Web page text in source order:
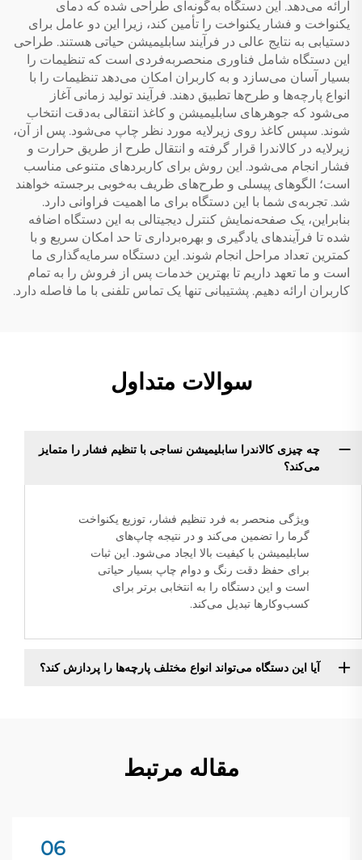
ارائه می‌دهد. این دستگاه به‌گونه‌ای طراحی شده که دمای
یکنواخت و فشار یکنواخت را تأمین کند، زیرا این دو عامل برای
دستیابی به نتایج عالی در فرآیند سابلیمیشن حیاتی هستند. طراحی
این دستگاه شامل فناوری منحصر‌به‌فردی است که تنظیمات را
بسیار آسان می‌سازد و به کاربران امکان می‌دهد تنظیمات را با
انواع پارچه‌ها و طرح‌ها تطبیق دهند. فرآیند تولید زمانی آغاز
می‌شود که جوهرهای سابلیمیشن و کاغذ انتقالی به‌دقت انتخاب
شوند. سپس کاغذ روی زیرلایه مورد نظر چاپ می‌شود. پس از آن،
زیرلایه در کالاندرا قرار گرفته و انتقال طرح از طریق حرارت و
فشار انجام می‌شود. این روش برای کاربردهای متنوعی مناسب
است؛ الگوهای پیسلی و طرح‌های ظریف به‌خوبی برجسته خواهند
شد. تجربه‌ی شما با این دستگاه برای ما اهمیت فراوانی دارد.
بنابراین، یک صفحه‌نمایش کنترل دیجیتالی به این دستگاه اضافه
شده تا فرآیندهای یادگیری و بهره‌برداری تا حد امکان سریع و با
کمترین تعداد مراحل انجام شوند. این دستگاه سرمایه‌گذاری ما
است و ما تعهد داریم تا بهترین خدمات پس از فروش را به تمام
کاربران ارائه دهیم. پشتیبانی تنها یک تماس تلفنی با ما فاصله دارد.
سوالات متداول
چه چیزی کالاندرا سابلیمیشن نساجی با تنظیم فشار را متمایز
می‌کند؟
ویژگی منحصر به فرد تنظیم فشار، توزیع یکنواخت
گرما را تضمین می‌کند و در نتیجه چاپ‌های
سابلیمیشن با کیفیت بالا ایجاد می‌شود. این ثبات
برای حفظ دقت رنگ و دوام چاپ بسیار حیاتی
است و این دستگاه را به انتخابی برتر برای
کسب‌وکارها تبدیل می‌کند.
آیا این دستگاه می‌تواند انواع مختلف پارچه‌ها را پردازش کند؟
مقاله مرتبط
06